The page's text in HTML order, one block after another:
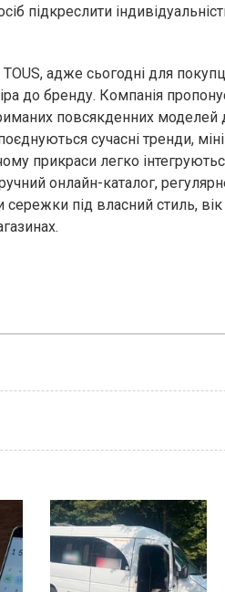
підкреслити
адже сьогодні для
до бренду. Компанія
повсякденних
сучасні тренди,
прикраси легко
онлайн-каталог,
сережки під власний стиль,